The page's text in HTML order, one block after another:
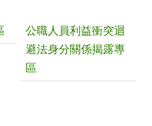
公職人員利益衝突迴
避法身分關係揭露專
區